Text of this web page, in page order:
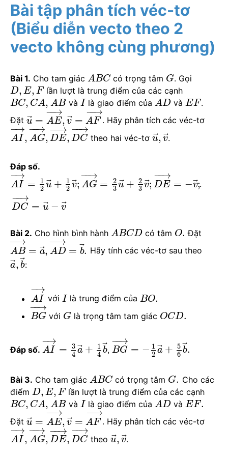
Bài tập phân tích véc-tơ
(Biểu diễn vecto theo 2
vecto không cùng phương)
Bài 1. Cho tam giác ABC có trọng tâm G. Gọi
D, E, Flần lượt là trung điểm của các cạnh
BC, CA, ABvà I là giao điểm của AD vàEF .
Đặt u = AE
−→
−
, v⃗ = AF
−→
−
. Hãy phân tích các véc-tơ
AI
−→
, AG
−→
−
, DE
−→
−
, DC
−→
−
theo hai véc-tơu⃗
, v⃗.
Đáp số.
AI
−→
=
1
2 u + 1
2 v⃗
; AG
−→
−
=
2
3 u⃗ + 2
3 v⃗
; DE
−→
−
= −v⃗
;
DC
−→
−
= u⃗ − v⃗
.
Bài 2. Cho hình bình hành ABCDcó tâm O. Đặt
AB
−→
−
= a⃗, AD
−→
−
= b⃗. Hãy tính các véc-tơ sau theo
a⃗, b⃗:
A I
−→
với Ilà trung điểm của BO.
BG
−→
−
với Glà trọng tâm tam giác OCD.
Đáp số. AI
−→
= 3
4 a + 1
4 b,BG
−→
−
= − 1
2 a + 5
6 b.
Bài 3. Cho tam giác ABC có trọng tâm G. Cho các
điểm D, E, Flần lượt là trung điểm của các cạnh
BC, CA, ABvà I là giao điểm của AD vàEF .
Đặt u = A E
−→
−
, v⃗ = A F
−→
−
. Hãy phân tích các véc-tơ
AI
−→
, AG
−→
−
, DE
−→
−
, DC
−→
−
theou⃗
, v⃗.